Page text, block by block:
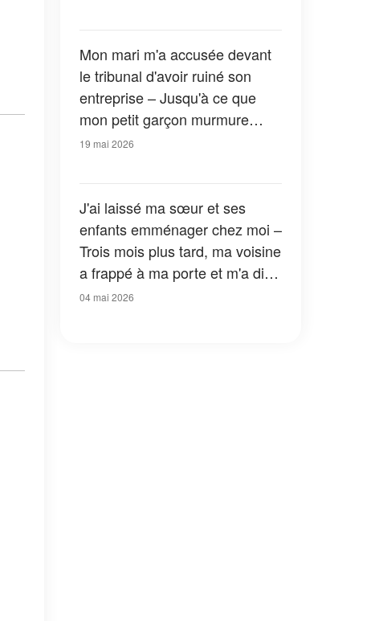
Mon mari m'a accusée devant
le tribunal d'avoir ruiné son
entreprise – Jusqu'à ce que
mon petit garçon murmure
soudain : « La personne qui t'a
19 mai 2026
J'ai laissé ma sœur et ses
enfants emménager chez moi –
Trois mois plus tard, ma voisine
a frappé à ma porte et m'a dit :
« Vous devriez aller voir ce qu'il
04 mai 2026